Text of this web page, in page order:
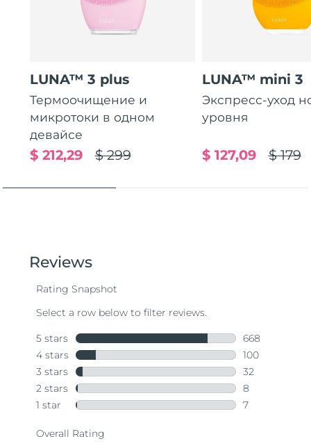
LUNA™ 3 plus
Термоочищение и
микротоки в одном
девайсе
$ 299
$ 212,29
LUNA™ mini 3
Экспресс-уход
уровня
$ 179
$ 127,09